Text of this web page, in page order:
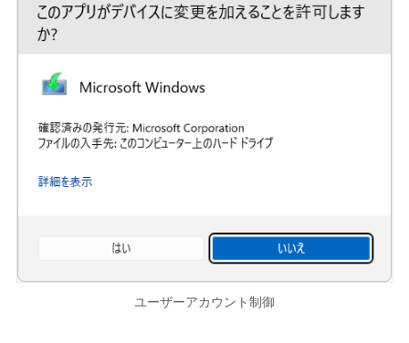
ユーザーアカウント制御